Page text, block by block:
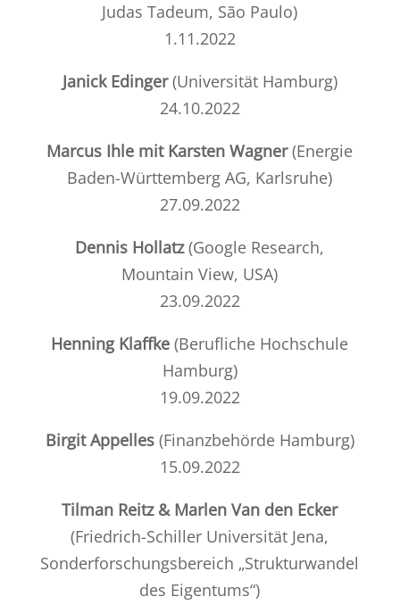
Judas Tadeum, São Paulo)
1.11.2022
Janick Edinger(Universität Hamburg)
24.10.2022
Marcus Ihle mit Karsten Wagner(Energie
Baden-Württemberg AG, Karlsruhe)
27.09.2022
Dennis Hollatz(Google Research,
Mountain View, USA)
23.09.2022
Henning Klaffke(Berufliche Hochschule
Hamburg)
19.09.2022
Birgit Appelles (Finanzbehörde Hamburg)
15.09.2022
Tilman Reitz & Marlen Van den Ecker
(Friedrich-Schiller Universität Jena,
Sonderforschungsbereich „Strukturwandel
des Eigentums“)